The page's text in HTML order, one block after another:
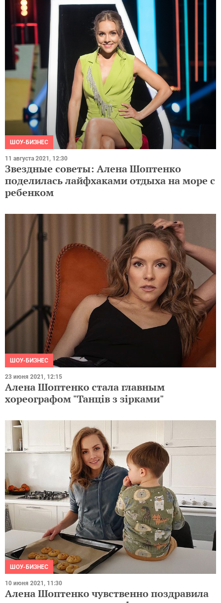
ШОУ-БИЗНЕС
11 августа 2021, 12:30
Звездные советы: Алена Шоптенко
поделилась лайфхаками отдыха на море с
ребенком
ШОУ-БИЗНЕС
23 июня 2021, 12:15
Алена Шоптенко стала главным
хореографом "Танців з зірками"
ШОУ-БИЗНЕС
10 июня 2021, 11:30
Алена Шоптенко чувственно поздравила